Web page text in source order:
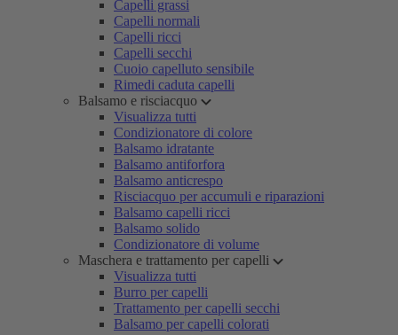
Capelli grassi
Capelli normali
Capelli ricci
Capelli secchi
Cuoio capelluto sensibile
Rimedi caduta capelli
Balsamo e risciacquo
Visualizza tutti
Condizionatore di colore
Balsamo idratante
Balsamo antiforfora
Balsamo anticrespo
Risciacquo per accumuli e riparazioni
Balsamo capelli ricci
Balsamo solido
Condizionatore di volume
Maschera e trattamento per capelli
Visualizza tutti
Burro per capelli
Trattamento per capelli secchi
Balsamo per capelli colorati